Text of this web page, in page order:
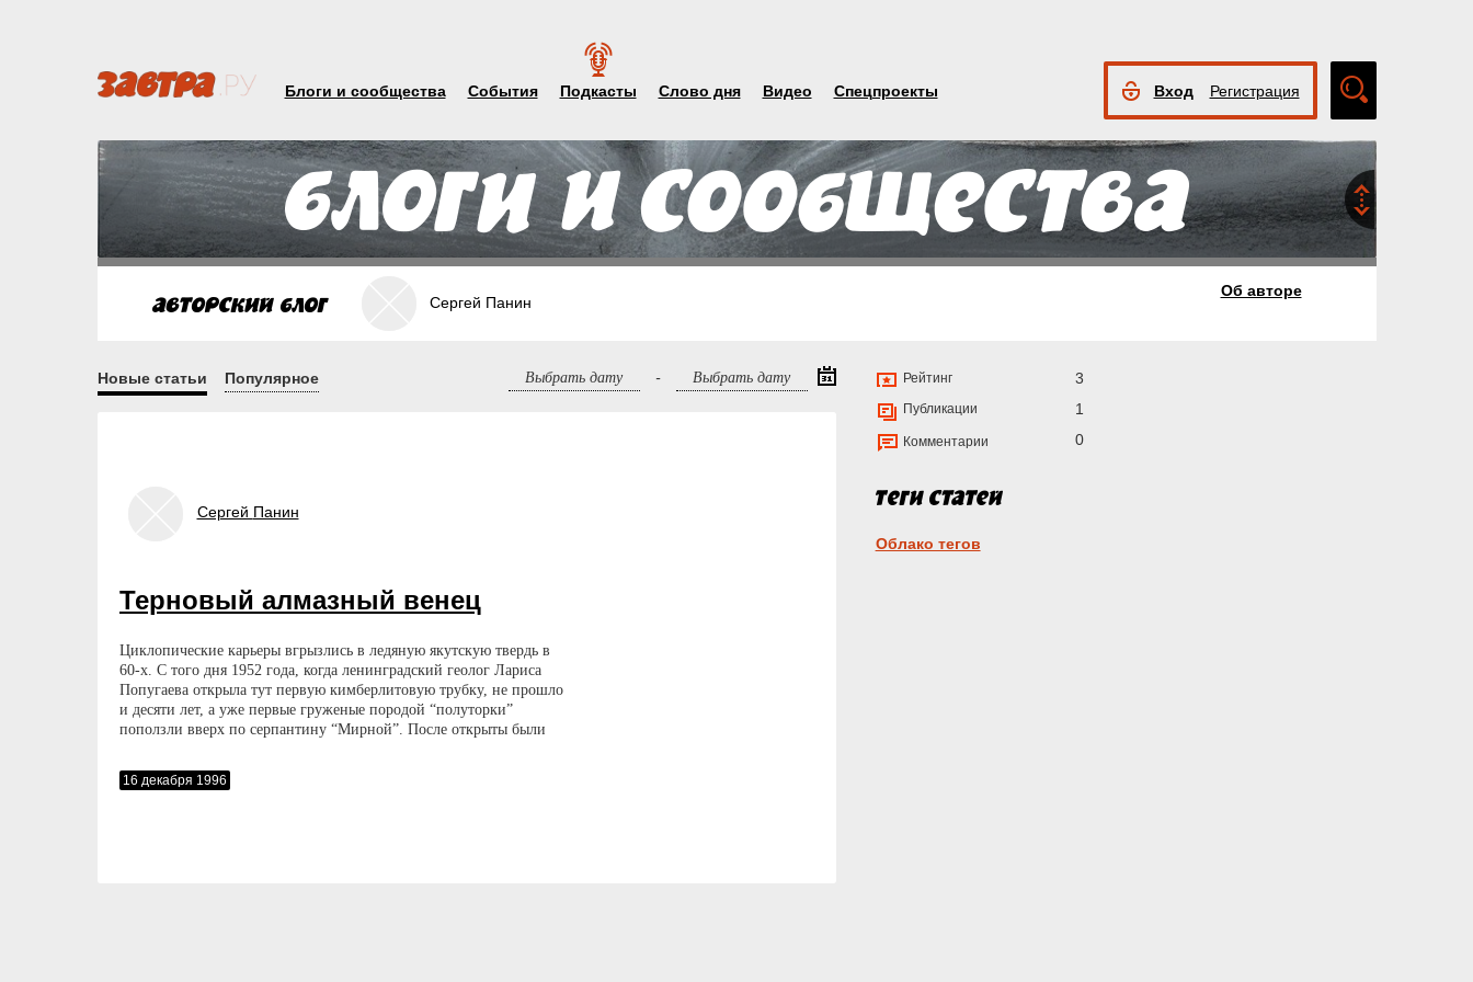
Блоги и сообщества События Подкасты Слово дня Видео Спецпроекты Вход Регистрация
поиск
Сергей Панин
Об авторе
Новые статьи Популярное -
Сергей Панин
Терновый алмазный венец
Циклопические карьеры вгрызлись в ледяную якутскую твердь в
60-х. С того дня 1952 года, когда ленинградский геолог Лариса
Попугаева открыла тут первую кимберлитовую трубку, не прошло
и десяти лет, а уже первые груженые породой “полуторки”
поползли вверх по серпантину “Мирной”. После открыты были
месторождение, трубки “Интернациональная”, “Анабар”.
Организовалось ПНО “Якуталмаз” с колоссальной
16 декабря 1996
Рейтинг 3
Публикации 1
Комментарии 0
Облако тегов